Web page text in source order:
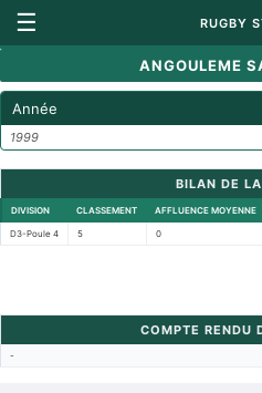
☰ RUGBY
ANGOULEME
Année
1999
BILAN DE
DIVISION CLASSEMENT AFFLUENCE MOYENNE
D3-Poule 4 5 0
COMPTE RENDU
-